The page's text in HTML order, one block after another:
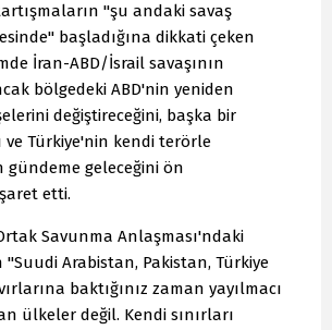
"şu andaki savaş
başladığına dikkati çeken
İran-ABD/İsrail savaşının
bölgedeki ABD'nin yeniden
değiştireceğini, başka bir
ve Türkiye'nin kendi terörle
gündeme geleceğini ön
etti.
Savunma Anlaşması'ndaki
Arabistan, Pakistan, Türkiye
baktığınız zaman yayılmacı
ülkeler değil. Kendi sınırları